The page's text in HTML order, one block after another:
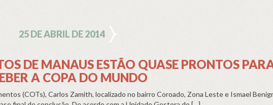
25 DE ABRIL DE 2014
DE MANAUS ESTÃO QUASE PRONTOS
A COPA DO MUNDO
(COTs), Carlos Zamith, localizado no bairro Coroado, Zona Leste e Ismael